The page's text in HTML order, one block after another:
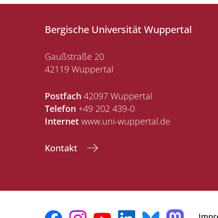
Bergische Universität Wuppertal
Gaußstraße 20
42119 Wuppertal
Postfach 42097 Wuppertal
Telefon +49 202 439-0
Internet www.uni-wuppertal.de
Kontakt